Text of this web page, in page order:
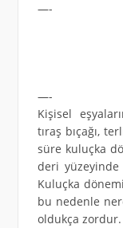
—-
—-
Kişisel
tıraş bıçağı,
süre kuluçka
deri
Kuluçka
bu nedenle
oldukça zordur.